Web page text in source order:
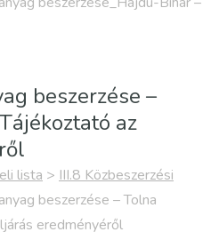
beszerzése –
az
lista > III.8 Közbeszerzési
beszerzése – Tolna
eredményéről